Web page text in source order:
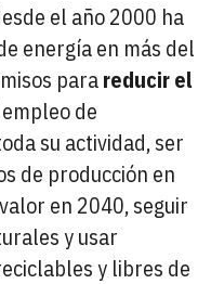
el año 2000 ha
energía en más del
parareducir el
de
su actividad, ser
de producción en
en 2040, seguir
y usar
y libres de